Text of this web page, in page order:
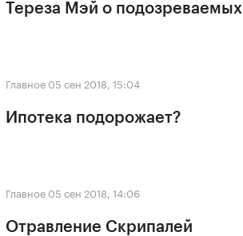
Тереза Мэй о подозреваемых
Главное 05 сен 2018, 15:04
Ипотека подорожает?
Главное 05 сен 2018, 14:06
Отравление Скрипалей